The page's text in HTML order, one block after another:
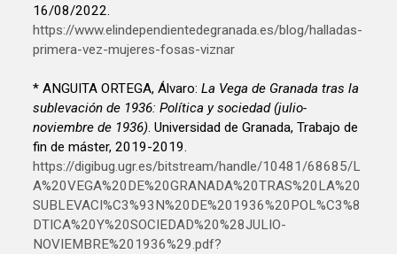
16/08/2022.
https://www.elindependientedegranada.es/blog/halladas-
primera-vez-mujeres-fosas-viznar
* ANGUITA ORTEGA, Álvaro:La Vega de Granada tras la
sublevación de 1936: Política y sociedad (julio-
noviembre de 1936) . Universidad de Granada, Trabajo de
fin de máster, 2019-2019.
https://digibug.ugr.es/bitstream/handle/10481/68685/L
A%20VEGA%20DE%20GRANADA%20TRAS%20LA%20
SUBLEVACI%C3%93N%20DE%201936%20POL%C3%8
DTICA%20Y%20SOCIEDAD%20%28JULIO-
NOVIEMBRE%201936%29.pdf?